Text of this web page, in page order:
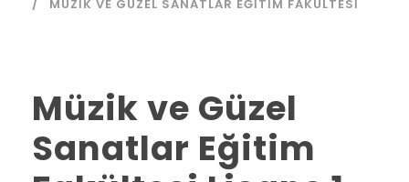
MÜZIK VE GÜZEL SANATLAR EĞITIM FAKÜLTESI
Müzik ve Güzel
Sanatlar Eğitim